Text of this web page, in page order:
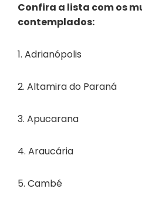
Confira a lista com os
contemplados:
1. Adrianópolis
2. Altamira do Paraná
3. Apucarana
4. Araucária
5. Cambé